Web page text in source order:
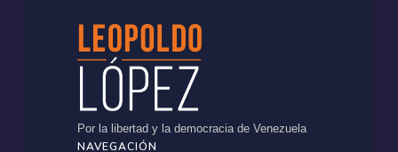
Por la libertad y la democracia de Venezuela
NAVEGACIÓN